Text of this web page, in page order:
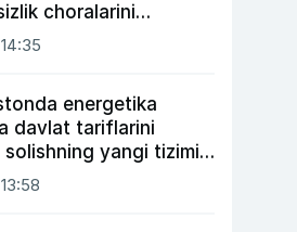
choralarini
energetika
davlat tariflarini
yangi tizimi